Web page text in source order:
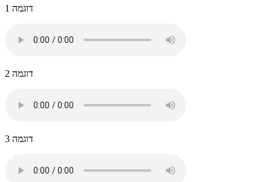
דוגמה 1
דוגמה 2
דוגמה 3